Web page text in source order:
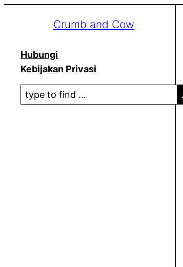
Crumb and Cow
Hubungi
Kebijakan Privasi
S
e